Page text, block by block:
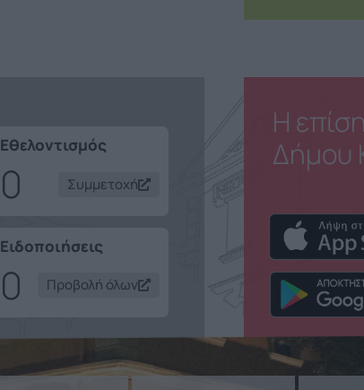
Εθελοντισμός
0 Συμμετοχή
Ειδοποιήσεις
0 Προβολή όλων
Η
Δήμου